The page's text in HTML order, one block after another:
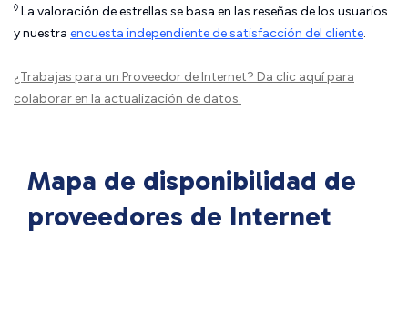
◊ La valoración de estrellas se basa en las reseñas de los usuarios
y nuestra encuesta independiente de satisfacción del cliente.
¿Trabajas para un Proveedor de Internet? Da clic aquípara
colaborar en la actualización de datos.
Mapa de disponibilidad de
proveedores de Internet